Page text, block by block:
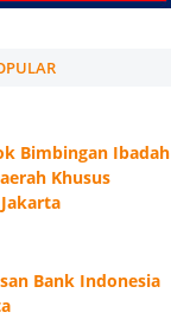
Bimbingan Ibadah
Khusus
Bank Indonesia